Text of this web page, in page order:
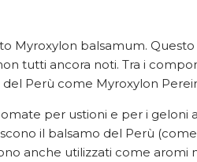
balsamum.
tutti ancora noti. Tra i
Perù come Myroxylon
per ustioni e per i geloni
il balsamo del Perù
anche utilizzati come aromi